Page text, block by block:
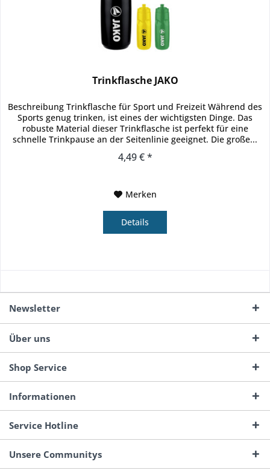
Trinkflasche JAKO
Beschreibung Trinkflasche für Sport und Freizeit Während des
Sports genug trinken, ist eines der wichtigsten Dinge. Das
robuste Material dieser Trinkflasche ist perfekt für eine
schnelle Trinkpause an der Seitenlinie geeignet. Die große...
4,49 € *
Merken
Details
Newsletter
Über uns
Shop Service
Informationen
Service Hotline
Unsere Communitys